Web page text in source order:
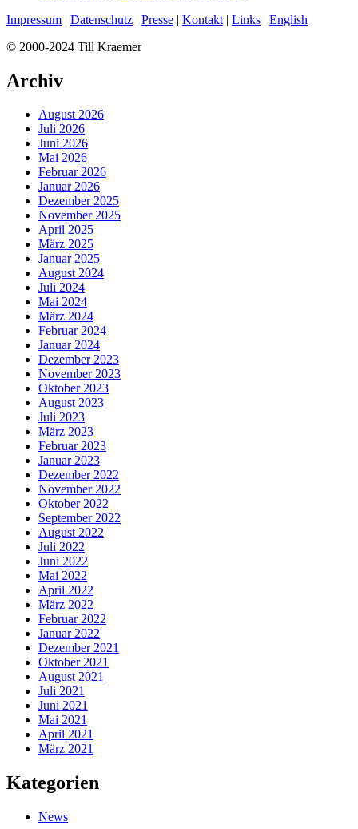
Impressum | Datenschutz | Presse | Kontakt | Links | English
© 2000-2024 Till Kraemer
Archiv
August 2026
Juli 2026
Juni 2026
Mai 2026
Februar 2026
Januar 2026
Dezember 2025
November 2025
April 2025
März 2025
Januar 2025
August 2024
Juli 2024
Mai 2024
März 2024
Februar 2024
Januar 2024
Dezember 2023
November 2023
Oktober 2023
August 2023
Juli 2023
März 2023
Februar 2023
Januar 2023
Dezember 2022
November 2022
Oktober 2022
September 2022
August 2022
Juli 2022
Juni 2022
Mai 2022
April 2022
März 2022
Februar 2022
Januar 2022
Dezember 2021
Oktober 2021
August 2021
Juli 2021
Juni 2021
Mai 2021
April 2021
März 2021
Kategorien
News